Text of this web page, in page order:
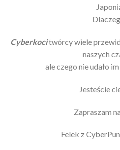
Cyberkocitwórcy wiele
naszych
ale czego nie udało
Jesteście
Zapraszam
Felek z